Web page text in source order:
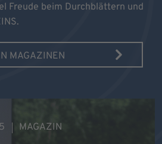
Freude beim Durchblättern und
MAGAZINEN
MAGAZIN